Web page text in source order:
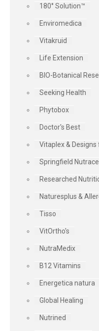
180° Solution™
Enviromedica
Vitakruid
Life Extension
BIO-Botanical
Seeking Health
Phytobox
Doctor's Best
Vitaplex & Designs
Springfield
Researched
Naturesplus &
Tisso
VitOrtho's
NutraMedix
B12 Vitamins
Energetica natura
Global Healing
Nutrined